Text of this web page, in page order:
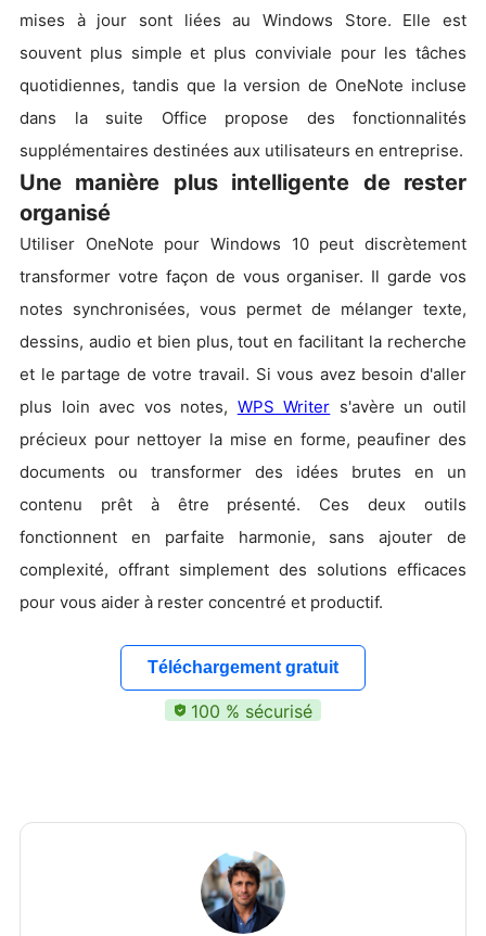
mises à jour sont liées au Windows Store. Elle est
souvent plus simple et plus conviviale pour les tâches
quotidiennes, tandis que la version de OneNote incluse
dans la suite Office propose des fonctionnalités
supplémentaires destinées aux utilisateurs en entreprise.
Une manière plus intelligente de rester
organisé
Utiliser OneNote pour Windows 10 peut discrètement
transformer votre façon de vous organiser. Il garde vos
notes synchronisées, vous permet de mélanger texte,
dessins, audio et bien plus, tout en facilitant la recherche
et le partage de votre travail. Si vous avez besoin d'aller
plus loin avec vos notes, WPS Writer s'avère un outil
précieux pour nettoyer la mise en forme, peaufiner des
documents ou transformer des idées brutes en un
contenu prêt à être présenté. Ces deux outils
fonctionnent en parfaite harmonie, sans ajouter de
complexité, offrant simplement des solutions efficaces
pour vous aider à rester concentré et productif.
Téléchargement gratuit
100 % sécurisé